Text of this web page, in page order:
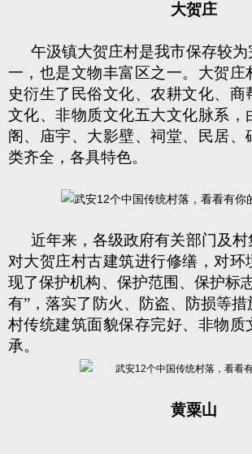
大贺庄
午汲镇大贺庄村是我市保存较为
一，也是文物丰富区之一。大贺庄
史衍生了民俗文化、农耕文化、商
文化、非物质文化五大文化脉系，
阁、庙宇、大影壁、祠堂、民居、
类齐全，各具特色。
近年来，各级政府有关部门及村
对大贺庄村古建筑进行修缮，对环
现了保护机构、保护范围、保护标
有”，落实了防火、防盗、防损等
村传统建筑面貌保存完好、非物质
承。
黄粟山